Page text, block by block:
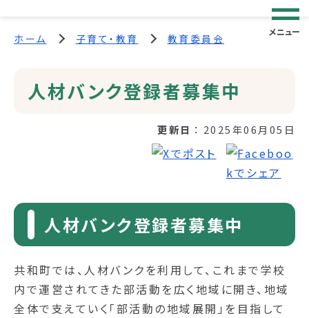
メニュー
ホーム 子育て・教育 教育委員会
人材バンク登録者募集中
更新日 2025年06月05日
人材バンク登録者募集中
共和町では、人材バンクを利用して、これまで学校
内で運営されてきた部活動を広く地域に開き、地域
全体で支えていく「部活動の地域展開」を目指して